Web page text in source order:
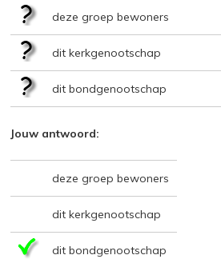
deze groep bewoners
dit kerkgenootschap
dit bondgenootschap
Jouw antwoord:
deze groep bewoners
dit kerkgenootschap
dit bondgenootschap